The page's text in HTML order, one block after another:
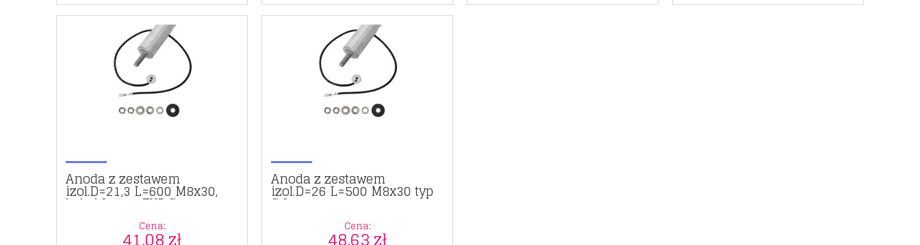
Anoda z zestawem
izol.D=21,3 L=600 M8x30,
kabel L=175 TYP G
Cena:
Anoda z zestawem
izol.D=26 L=500 M8x30 typ
G L=100
Cena: